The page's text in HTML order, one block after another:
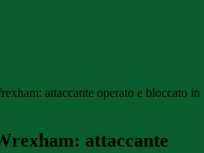
attaccante operato e bloccato in
attaccante